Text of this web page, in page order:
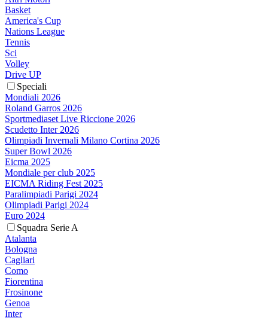
Basket
America's Cup
Nations League
Tennis
Sci
Volley
Drive UP
Speciali
Mondiali 2026
Roland Garros 2026
Sportmediaset Live Riccione 2026
Scudetto Inter 2026
Olimpiadi Invernali Milano Cortina 2026
Super Bowl 2026
Eicma 2025
Mondiale per club 2025
EICMA Riding Fest 2025
Paralimpiadi Parigi 2024
Olimpiadi Parigi 2024
Euro 2024
Squadra Serie A
Atalanta
Bologna
Cagliari
Como
Fiorentina
Frosinone
Genoa
Inter